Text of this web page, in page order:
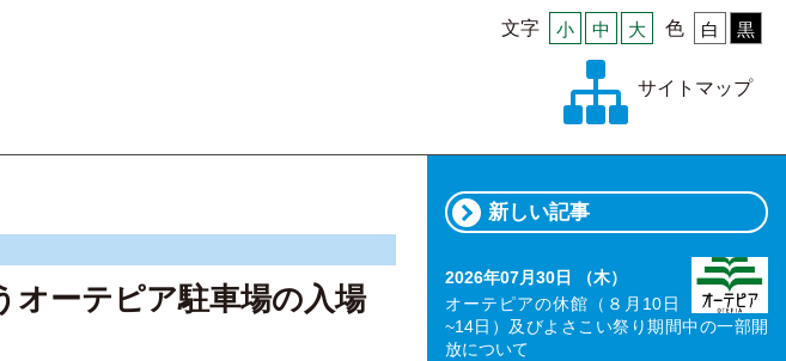
色 白 黒
文字 小 中 大
サイトマップ
ーテピア駐車場の入場
新しい記事
2026年07月30日 （木）
オーテピアの休館（８月10日
~14日）及びよさこい祭り期間中の一部開
放について